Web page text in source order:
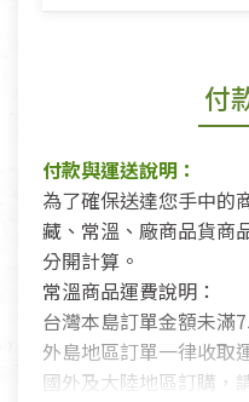
付
付款與運送說明：
為了確保送達您手中的
藏、常溫、廠商品貨商
分開計算。
常溫商品運費說明：
台灣本島訂單金額未滿
外島地區訂單一律收取
國外及大陸地區訂購，